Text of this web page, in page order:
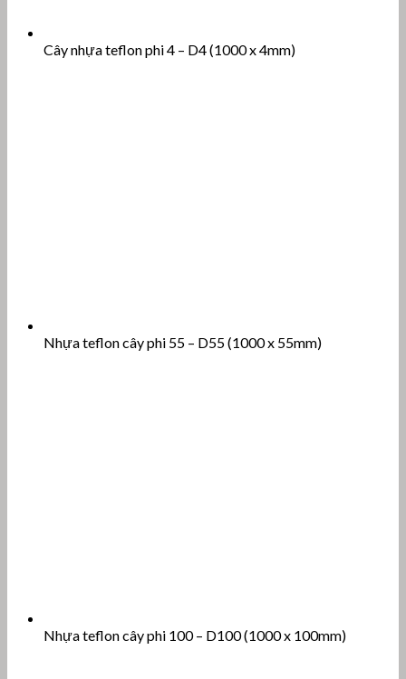
Cây nhựa teflon phi 4 – D4 (1000 x 4mm)
Nhựa teflon cây phi 55 – D55 (1000 x 55mm)
Nhựa teflon cây phi 100 – D100 (1000 x 100mm)